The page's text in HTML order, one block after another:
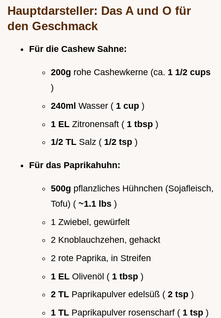
Hauptdarsteller: Das A und O für
den Geschmack
Für die Cashew Sahne:
200g rohe Cashewkerne (ca. 1 1/2 cups
)
240ml Wasser ( 1 cup )
1 EL Zitronensaft ( 1 tbsp )
1/2 TL Salz ( 1/2 tsp )
Für das Paprikahuhn:
500g pflanzliches Hühnchen (Sojafleisch,
Tofu) ( ~1.1 lbs )
1 Zwiebel, gewürfelt
2 Knoblauchzehen, gehackt
2 rote Paprika, in Streifen
1 EL Olivenöl ( 1 tbsp )
2 TL Paprikapulver edelsüß ( 2 tsp )
1 TL Paprikapulver rosenscharf ( 1 tsp )